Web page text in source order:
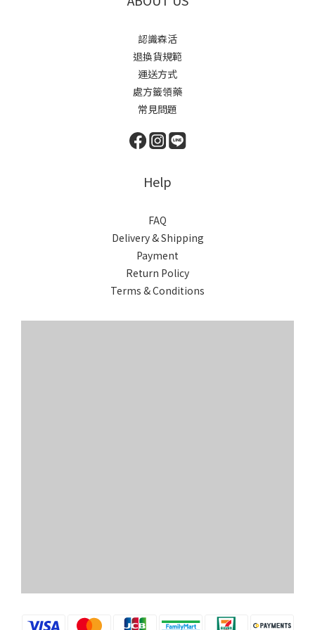
認識森活
退換貨規範
運送方式
處方籤領藥
常見問題
Help
FAQ
Delivery & Shipping
Payment
Return Policy
Terms & Conditions